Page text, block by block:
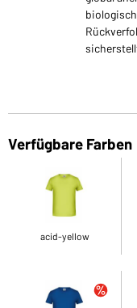
Verfügbare Farben
acid-yellow